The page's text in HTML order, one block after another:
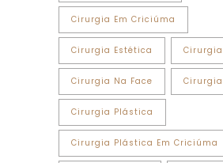
Cirurgia Em Criciúma
Cirurgia Estética
Cirurgia Na Face
Cirurgia Plástica
Cirurgia Plástica Em Criciúma